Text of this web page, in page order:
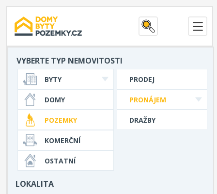
VYBERTE TYP NEMOVITOSTI
PRODEJ
PRONÁJEM
DRAŽBY
BYTY
DOMY
POZEMKY
KOMERČNÍ
OSTATNÍ
LOKALITA